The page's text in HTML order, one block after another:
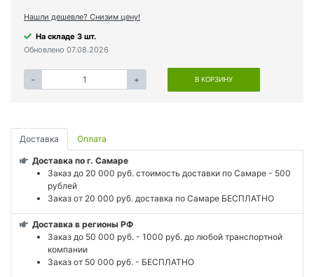
Нашли дешевле? Снизим цену!
На складе 3 шт.
Обновлено 07.08.2026
- + В КОРЗИНУ
Доставка Оплата
Доставка по г. Самаре
Заказ до 20 000 руб. стоимость доставки по Самаре - 500
рублей
Заказ от 20 000 руб. доставка по Самаре БЕСПЛАТНО
Доставка в регионы РФ
Заказ до 50 000 руб. - 1000 руб. до любой транспортной
компании
Заказ от 50 000 руб. - БЕСПЛАТНО